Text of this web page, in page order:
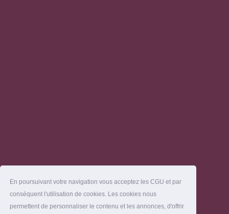
En poursuivant votre navigation vous acceptez les CGU et par
conséquent l'utilisation de cookies. Les cookies nous
permettent de personnaliser le contenu et les annonces, d'offrir